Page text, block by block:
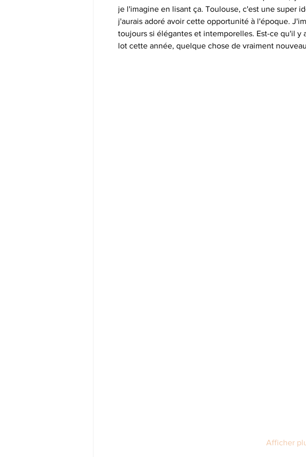
je l'imagine en lisant ça. Toulouse, c'est une super
j'aurais adoré avoir cette opportunité à l'époque.
toujours si élégantes et intemporelles. Est-ce qu'il
lot cette année, quelque chose de vraiment
Afficher